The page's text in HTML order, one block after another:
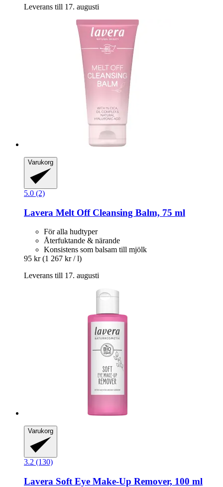
Leverans till 17. augusti
Varukorg
5.0 (2)
Lavera Melt Off Cleansing Balm, 75 ml
För alla hudtyper
Återfuktande & närande
Konsistens som balsam till mjölk
95 kr (1 267 kr / l)
Leverans till 17. augusti
Varukorg
3.2 (130)
Lavera Soft Eye Make-​Up Remover, 100 ml